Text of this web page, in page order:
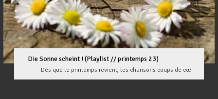
Die Sonne scheint ! (Playlist // printemps 23)
Dès que le printemps revient, les chansons coups de cœ